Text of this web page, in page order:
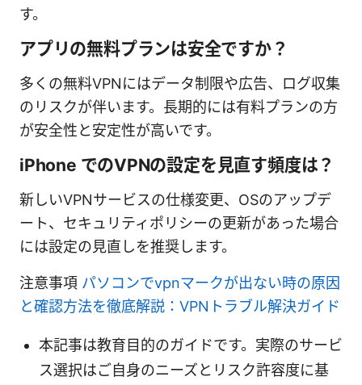
す。
アプリの無料プランは安全ですか？
多くの無料VPNにはデータ制限や広告、ログ収集
のリスクが伴います。長期的には有料プランの方
が安全性と安定性が高いです。
iPhone でのVPNの設定を見直す頻度は？
新しいVPNサービスの仕様変更、OSのアップデ
ート、セキュリティポリシーの更新があった場合
には設定の見直しを推奨します。
注意事項 パソコンでvpnマークが出ない時の原因
と確認方法を徹底解説：VPNトラブル解決ガイド
本記事は教育目的のガイドです。実際のサービ
ス選択はご自身のニーズとリスク許容度に基